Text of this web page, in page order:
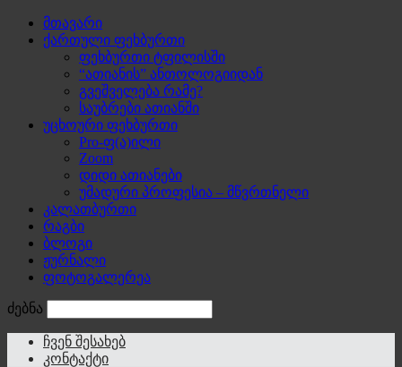
მთავარი
ქართული ფეხბურთი
ფეხბურთი ტფილისში
“ათიანის” ანთოლოგიიდან
გვეშველება რამე?
საუბრები ათიანში
უცხოური ფეხბურთი
Pro-ფ(ა)ილი
Zoom
დიდი ათიანები
უმადური პროფესია – მწვრთნელი
კალათბურთი
რაგბი
ბლოგი
ჟურნალი
ფოტოგალერეა
ძებნა
ჩვენ შესახებ
კონტაქტი